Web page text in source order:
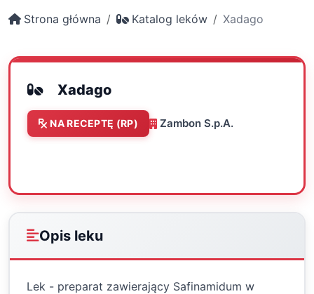
Strona główna Katalog leków Xadago
Xadago
NA RECEPTĘ (RP) Zambon S.p.A.
Opis leku
Lek - preparat zawierający Safinamidum w